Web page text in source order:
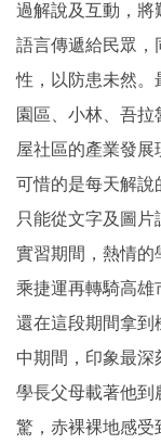
過解說及互動，將
語言傳遞給民眾，
性，以防患未然。
園區、小林、吾拉
屋社區的產業發
可惜的是每天解說
只能從文字及圖片
實習期間，熱情的
乘捷運再轉騎高雄
還在這段期間拿到
中期間，印象最深
學長父母載著他到
驚，赤裸裸地感受